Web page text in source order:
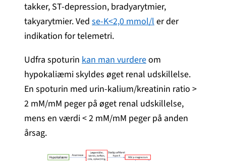
takker, ST-depression, bradyarytmier,
takyarytmier. Ved se-K<2,0 mmol/ler der
indikation for telemetri.
Udfra spoturin kan man vurdereom
hypokaliæmi skyldes øget renal udskillelse.
En spoturin med urin-kalium/kreatinin ratio >
2 mM/mM peger på øget renal udskillelse,
mens en værdi < 2 mM/mM peger på anden
årsag.